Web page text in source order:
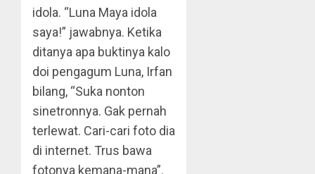
idola. “Luna Maya idola
saya!” jawabnya. Ketika
ditanya apa buktinya kalo
doi pengagum Luna, Irfan
bilang, “Suka nonton
sinetronnya. Gak pernah
terlewat. Cari-cari foto dia
di internet. Trus bawa
fotonya kemana-mana”.